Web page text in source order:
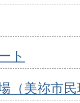
ト
（美祢市